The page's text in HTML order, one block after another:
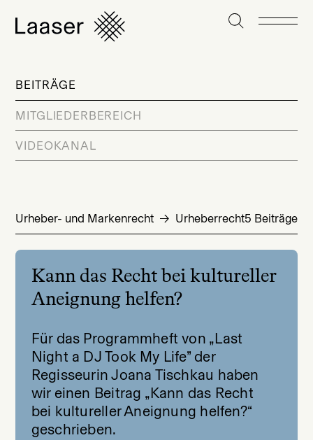
BEITRÄGE
MITGLIEDERBEREICH
VIDEOKANAL
Urheber- und Markenrecht Urheberrecht5 Beiträge
Kann das Recht bei kultureller
Aneignung helfen?
Für das Programmheft von „Last
Night a DJ Took My Life” der
Regisseurin Joana Tischkau haben
wir einen Beitrag „Kann das Recht
bei kultureller Aneignung helfen?“
geschrieben.